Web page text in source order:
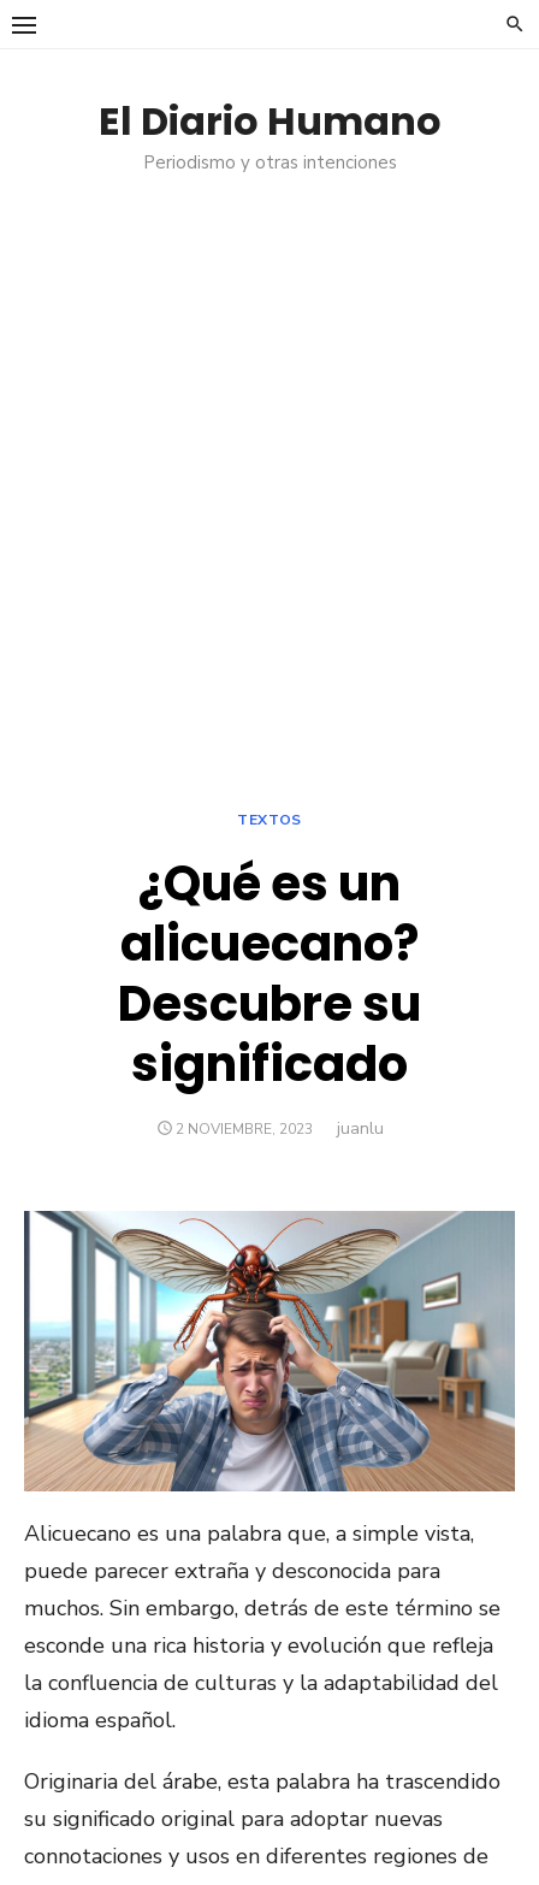
Saltar
El Diario Humano
Periodismo y otras intenciones
TEXTOS
¿Qué es un
alicuecano?
Descubre su
significado
PUBLICADO
2 NOVIEMBRE, 2023 Autor
juanlu
Alicuecano es una palabra que, a simple vista,
puede parecer extraña y desconocida para
muchos. Sin embargo, detrás de este término se
esconde una rica historia y evolución que refleja
la confluencia de culturas y la adaptabilidad del
idioma español.
Originaria del árabe, esta palabra ha trascendido
su significado original para adoptar nuevas
connotaciones y usos en diferentes regiones de